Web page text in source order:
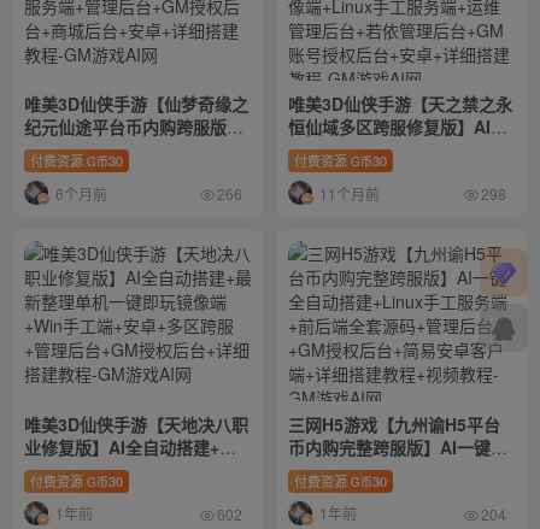
唯美3D仙侠手游【仙梦奇缘之
纪元仙途平台币内购跨服版】
AI一键全自动搭建+Win系服务
端+管理后台+GM授权后台+商
城后台+安卓+详细搭建教程
付费资源 G币30
6个月前 266
唯美3D仙侠手游【天之禁之永
恒仙域多区跨服修复版】AI一
键全自动搭建+一键即玩镜像
端+Linux手工服务端+运维管
理后台+若依管理后台+GM账
程
付费资源 G币30
11个月前 298
唯美3D仙侠手游【天地决八职
业修复版】AI全自动搭建+最
新整理单机一键即玩镜像端
+Win手工端+安卓+多区跨服
+管理后台+GM授权后台+详细
付费资源 G币30
1年前 602
三网H5游戏【九州谕H5平台
币内购完整跨服版】AI一键全
自动搭建+Linux手工服务端
+前后端全套源码+管理后台
+GM授权后台+简易安卓客户
付费资源 G币30
1年前 204